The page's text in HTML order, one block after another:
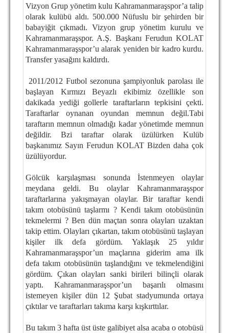
LİSANSLI ÜRÜNLER
MULTİMEDYA
FOTOĞRAF & VİDEOLAR
KULÜP
AMBLEM
SPOR TESİSLERİ
YÖNETİM KURULU
SPONSORLAR
TARİHÇE
TARİHİ BAŞARILAR
BASINDAN
KUPA MAÇLARI
ESKi BAŞKANLAR
ESKİ HOCALAR
HAKKIMIZDA
Vizyon Grup yönetim kulu Kahramanmaraşspor’a talip
olarak kulübü aldı. 500.000 Nüfuslu bir şehirden bir
babayiğit çıkmadı. Vizyon grup yönetim kurulu ve
Kahramanmaraşspor. A.Ş. Başkanı Ferudun KOLAT
Kahramanmaraşspor’u alarak yeniden bir kadro kurdu.
Transfer yasağını kaldırdı.
2011/2012 Futbol sezonuna şampiyonluk parolası ile
başlayan Kırmızı Beyazlı ekibimiz özellikle son
dakikada yediği gollerle taraftarların tepkisini çekti.
Taraftarlar oynanan oyundan memnun değil.Tabi
taraftarın memnun olmadığı kadar yönetimde memnun
değildir. Bzi taraftar olarak üzülürken Kulüb
başkanımız Sayın Ferudun KOLAT Bizden daha çok
üzülüyordur.
Gölcük karşılaşması sonunda İstenmeyen olaylar
meydana geldi. Bu olaylar Kahramanmaraşspor
taraftarlarına yakışmayan olaylar. Bir taraftar kendi
takım otobüsünü taşlarmı ? Kendi takım otobüsünün
tekmelermi ? Ben dün maçtan sonra olayları uzaktan
takip ettim. Olayları çıkartan, takım otobüsünü taşlayan
kişiler ilk defa gördüm. Yaklaşık 25 yıldır
Kahramanmaraşspor’un maçlarına giderim ama ilk
defa takım otobüsünün taşlandığını ve tekmelendiğini
gördüm. Çıkan olayları sanki birileri bilinçli olarak
yaptı. Kahramanmaraşspor’un başarılı olmasını
istemeyen kişiler dün 12 Şubat stadyumunda ortaya
çıktılar ve taraftarları takıma karşı kışkırttılar.
Bu takım 3 hafta üst üste galibiyet alsa acaba o otobüsü